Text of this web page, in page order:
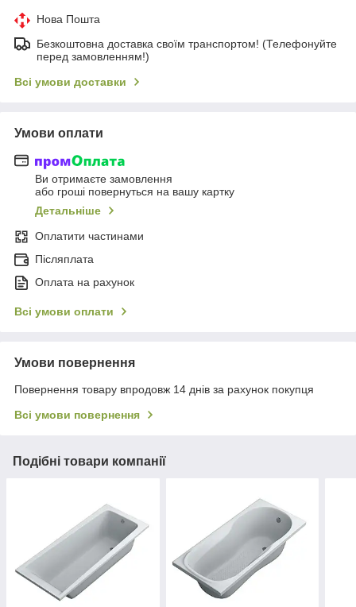
Нова Пошта
Безкоштовна доставка своїм транспортом! (Телефонуйте
перед замовленням!)
Всі умови доставки
Умови оплати
Ви отримаєте замовлення
або гроші повернуться на вашу картку
Детальніше
Оплатити частинами
Післяплата
Оплата на рахунок
Всі умови оплати
Умови повернення
Повернення товару впродовж 14 днів за рахунок покупця
Всі умови повернення
Подібні товари компанії